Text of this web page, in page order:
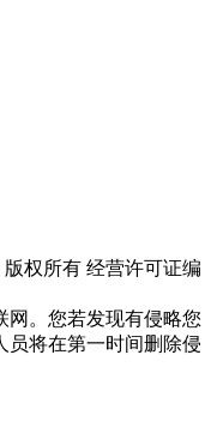
权所有 经营许可证编
网。您若发现有侵略您
员将在第一时间删除侵